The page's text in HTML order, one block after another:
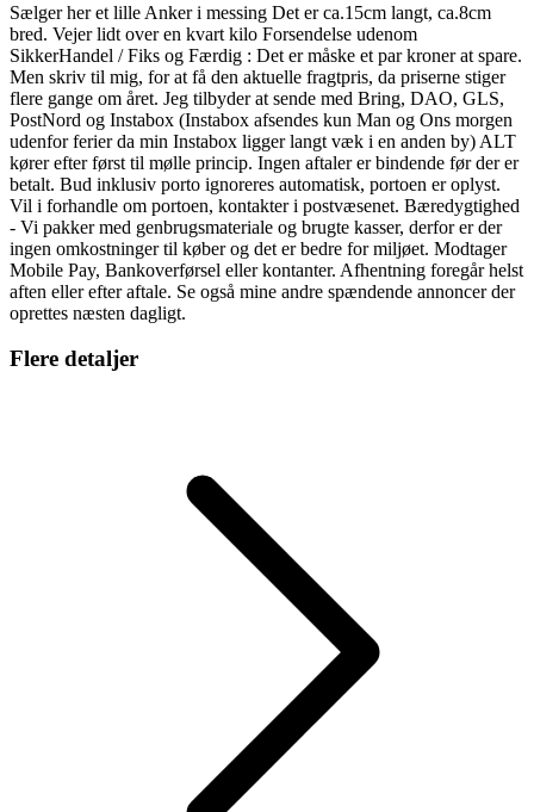
Sælger her et lille Anker i messing Det er ca.15cm langt, ca.8cm
bred. Vejer lidt over en kvart kilo Forsendelse udenom
SikkerHandel / Fiks og Færdig : Det er måske et par kroner at spare.
Men skriv til mig, for at få den aktuelle fragtpris, da priserne stiger
flere gange om året. Jeg tilbyder at sende med Bring, DAO, GLS,
PostNord og Instabox (Instabox afsendes kun Man og Ons morgen
udenfor ferier da min Instabox ligger langt væk i en anden by) ALT
kører efter først til mølle princip. Ingen aftaler er bindende før der er
betalt. Bud inklusiv porto ignoreres automatisk, portoen er oplyst.
Vil i forhandle om portoen, kontakter i postvæsenet. Bæredygtighed
- Vi pakker med genbrugsmateriale og brugte kasser, derfor er der
ingen omkostninger til køber og det er bedre for miljøet. Modtager
Mobile Pay, Bankoverførsel eller kontanter. Afhentning foregår helst
aften eller efter aftale. Se også mine andre spændende annoncer der
oprettes næsten dagligt.
Flere detaljer